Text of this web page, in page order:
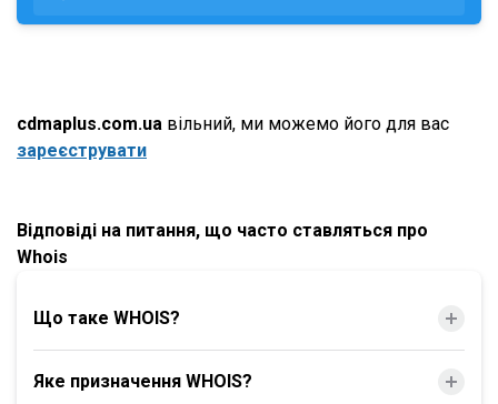
cdmaplus.com.ua вільний, ми можемо його для вас
зареєструвати
Відповіді на питання, що часто ставляться про
Whois
Що таке WHOIS?
Яке призначення WHOIS?